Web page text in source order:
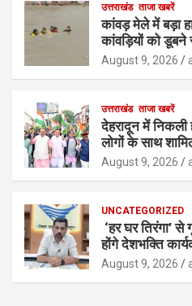
उत्तराखंड ताजा खबरें
कांवड़ मेले में बड़ा
कांवड़ियों को डूबने
August 9, 2026
उत्तराखंड ताजा खबरें
देहरादून में निकली
लोगों के साथ
August 9, 2026
UNCATEGORIZED
‘हर घर तिरंगा’
होंगे देशभक्ति
August 9, 2026